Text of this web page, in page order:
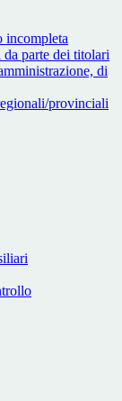
incompleta
parte dei titolari
di
provinciali